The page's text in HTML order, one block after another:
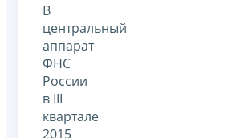
В
центральный
аппарат
ФНС
России
в III
квартале
2015